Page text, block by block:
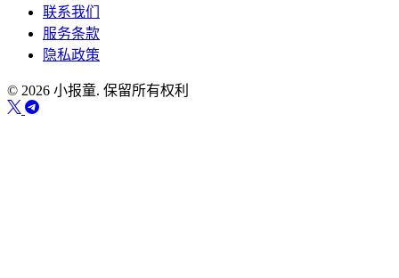
联系我们
服务条款
隐私政策
© 2026 小报童. 保留所有权利